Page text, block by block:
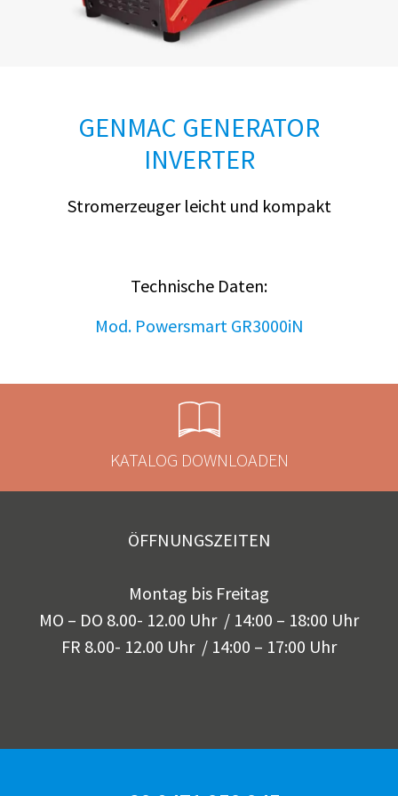
GENMAC GENERATOR
INVERTER
Stromerzeuger leicht und kompakt
Technische Daten:
Mod. Powersmart GR3000iN
KATALOG DOWNLOADEN
ÖFFNUNGSZEITEN
Montag bis Freitag
MO – DO 8.00- 12.00 Uhr / 14:00 – 18:00 Uhr
FR 8.00- 12.00 Uhr / 14:00 – 17:00 Uhr